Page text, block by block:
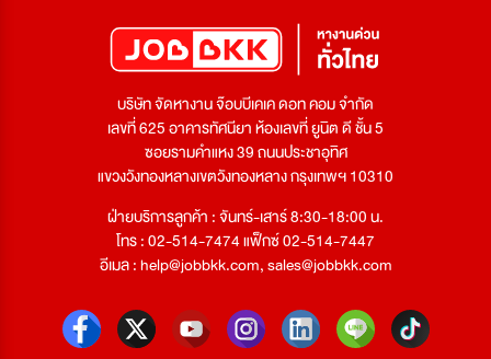
บริษัท จัดหางาน จ๊อบบีเคเค ดอท คอม จำกัด
เลขที่ 625 อาคารทัศนียา ห้องเลขที่ ยูนิต ดี ชั้น 5
ซอยรามคำแหง 39 ถนนประชาอุทิศ
แขวงวังทองหลางเขตวังทองหลาง กรุงเทพฯ 10310
ฝ่ายบริการลูกค้า : จันทร์-เสาร์ 8:30-18:00 น.
โทร : 02-514-7474 แฟ็กซ์ 02-514-7447
อีเมล :help@jobbkk.com,sales@jobbkk.com